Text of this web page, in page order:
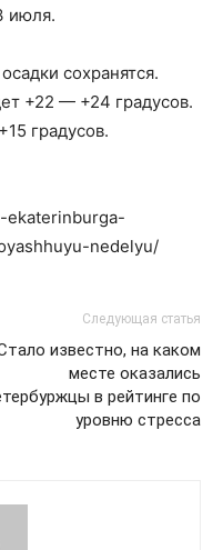
июля.
сохранятся.
+22 — +24 градусов.
градусов.
ekaterinburga-
nedelyu/
Следующая статья
известно, на каком
месте оказались
в рейтинге по
уровню стресса